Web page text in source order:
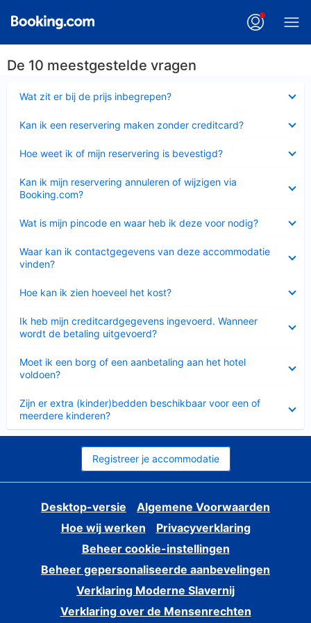
De 10 meestgestelde vragen
Wat zit er bij de prijs inbegrepen?
Kan ik een reservering maken zonder creditcard?
Hoe weet ik of mijn reservering is bevestigd?
Kan ik mijn reservering annuleren of wijzigen via
Booking.com?
Wat is mijn pincode en waar heb ik deze voor nodig?
Waar kan ik contactgegevens van deze accommodatie
vinden?
Hoe kan ik zien hoeveel het kost?
Ik heb mijn creditcardgegevens ingevoerd. Wanneer
wordt de betaling uitgevoerd?
Moet ik een borg of een aanbetaling aan het hotel
voldoen?
Zijn er extra (kinder)bedden beschikbaar voor een of
meerdere kinderen?
Registreer je accommodatie
Desktop-versie
Algemene Voorwaarden
Hoe wij werken
Privacyverklaring
Beheer cookie-instellingen
Beheer gepersonaliseerde aanbevelingen
Verklaring Moderne Slavernij
Verklaring over de Mensenrechten